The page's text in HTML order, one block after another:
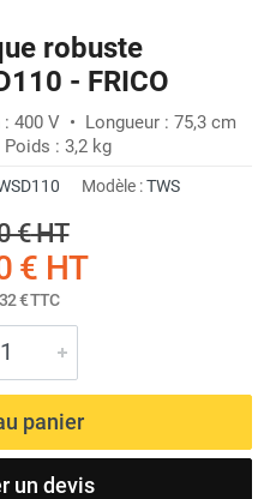
robuste
- FRICO
400 V • Longueur : 75,3 cm
: 3,2 kg
Modèle :TWS
€HT
€ HT
€TTC
panier
un devis